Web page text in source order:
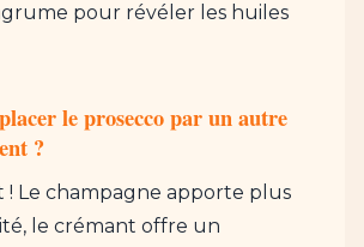
pour révéler les huiles
le prosecco par un autre
?
! Le champagne apporte plus
le crémant offre un